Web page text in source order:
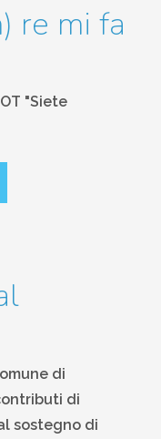
re mi fa
"Siete
di
di
sostegno di